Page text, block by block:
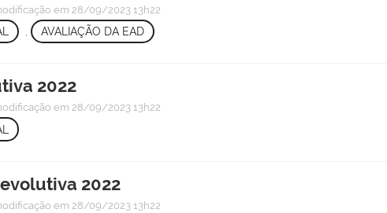
em 28/09/2023 13h22
AVALIAÇÃO DA EAD
2022
em 28/09/2023 13h22
2022
em 28/09/2023 13h22